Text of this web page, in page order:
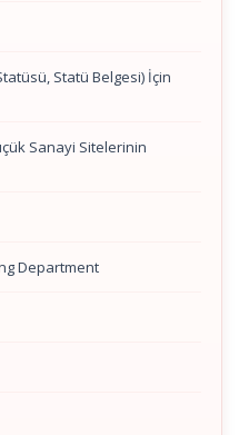
Statü Belgesi) İçin
Sanayi Sitelerinin
Department